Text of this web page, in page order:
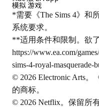
模拟 游戏
*需要《The Sims 4》和
系统要求。
**适用条件和限制。欲
https://www.ea.com/
sims-4-royal-masquerade-
© 2026 Electronic Arts。
的商标。
© 2026 Netflix。保留所